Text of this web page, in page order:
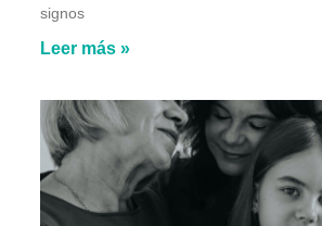
signos
Leer más »